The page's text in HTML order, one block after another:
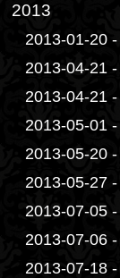
2013
2013-01-20
2013-04-21
2013-04-21
2013-05-01 -
2013-05-20
2013-05-27
2013-07-05
2013-07-06
2013-07-18